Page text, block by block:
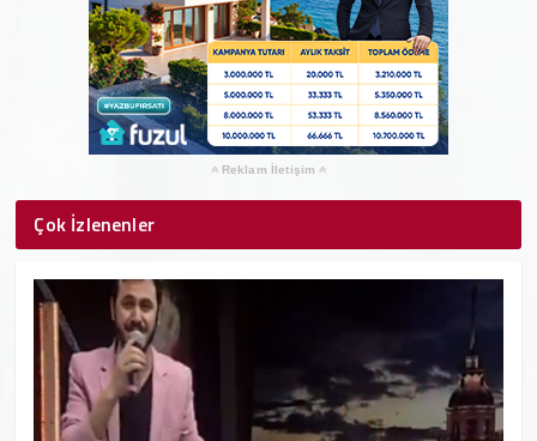
Reklam İletişim
Çok İzlenenler